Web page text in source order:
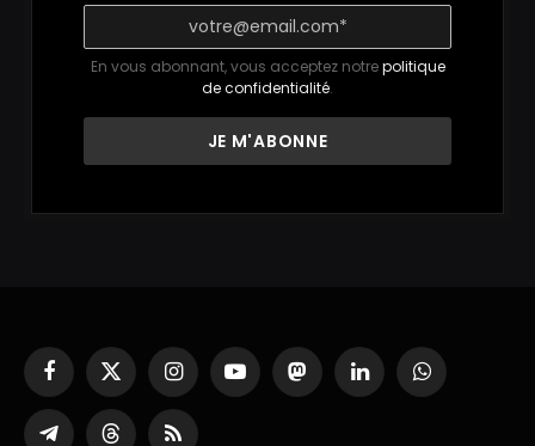
En vous abonnant, vous acceptez notrepolitique
de confidentialité.
Facebook
X
(Twitter)
InstagramYouTubeMastodonLinkedInWhatsApp